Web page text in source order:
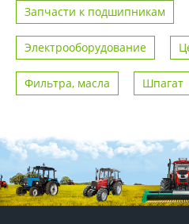
Запчасти к подшипникам
Электрооборудование
Фильтра, масла Шпагат